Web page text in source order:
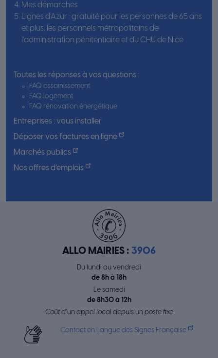
Mes démarches
Lignes d’Azur : gratuité pour les personnes de 65 ans
et plus, les personnels métropolitains de
l’administration pénitentiaire et du CHU de Nice
Toutes les réponses à vos questions :
FAQ assainissement
FAQ logement
FAQ rénovation énergétique
Entreprises : vous installer
Déposer vos factures en ligne
Marchés publics
Nos offres d’emplois
ALLO MAIRIES : 3906
Du lundi au vendredi
de 8h à 18h
Le samedi
de 8h30 à 12h
Coût d’un appel local depuis un poste fixe
Contact en Langue des Signes Française